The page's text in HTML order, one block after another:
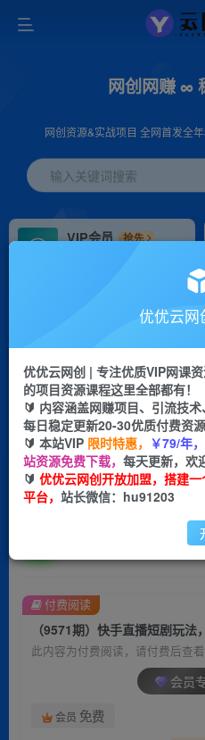
网创网赚 ∞
网创资源&实战项目 全网首发全
输入关键词搜索
VIP会员
抢先
会员专属推广链接
挂机 项目
脚本卡密
首页 创业课程 会员专属 正文
（9571期）快手直播短
结合多种变现方式日入
此内容为付费阅读，请付费后查看
会员
会员 免费
付费阅读
优优云网
优优云网创 | 专注优质VIP网课
的项目资源课程这里全部都有！
🔰 内容涵盖网赚项目、引流技
每日稳定更新20-30优质付费资源
🔰 本站VIP 限时特惠， ￥79/年
站资源免费下载， 每天更新，欢
🔰 优优云网创开放加盟，搭建
平台， 站长微信：hu91203